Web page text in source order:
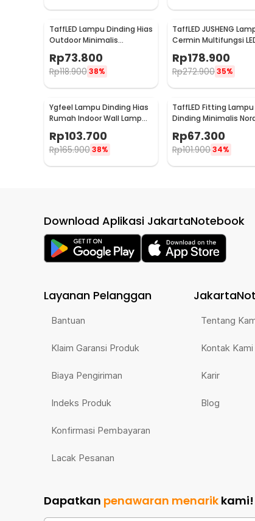
TaffLED Lampu Dinding Hias
Outdoor Minimalis
Waterproof Warm White
12W - NR-10
Rp73.800
Rp118.900 38%
TaffLED JUSHENG
Cermin Multifungsi
2835 Cool White 14W
- 5960
Rp178.900
Rp272.90035%
Ygfeel Lampu Dinding Hias
Rumah Indoor Wall Lamp
3in1 Color - JS-QD407
Rp103.700
Rp165.900 38%
TaffLED Fitting Lampu
Dinding Minimalis
Style E27 265V - WF-
Rp67.300
Rp101.90034%
Download Aplikasi JakartaNotebook
Layanan Pelanggan
Bantuan
Klaim Garansi Produk
Biaya Pengiriman
Indeks Produk
Konfirmasi Pembayaran
Lacak Pesanan
Tentang
Kontak Kami
Karir
Blog
Dapatkan penawaran menarik kami!